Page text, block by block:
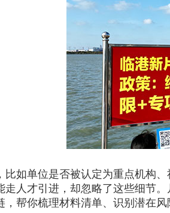
单位是否被认定为重点机构、
走人才引进，却忽略了这些细节
，帮你梳理材料清单、识别潜在